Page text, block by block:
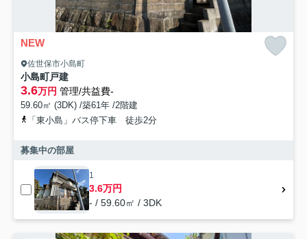
NEW
佐世保市小島町
小島町戸建
3.6万円 管理/共益費-
59.60㎡ (3DK) /築61年 /2階建
「東小島」バス停下車 徒歩2分
募集中の部屋
1
3.6万円
- / 59.60㎡ / 3DK